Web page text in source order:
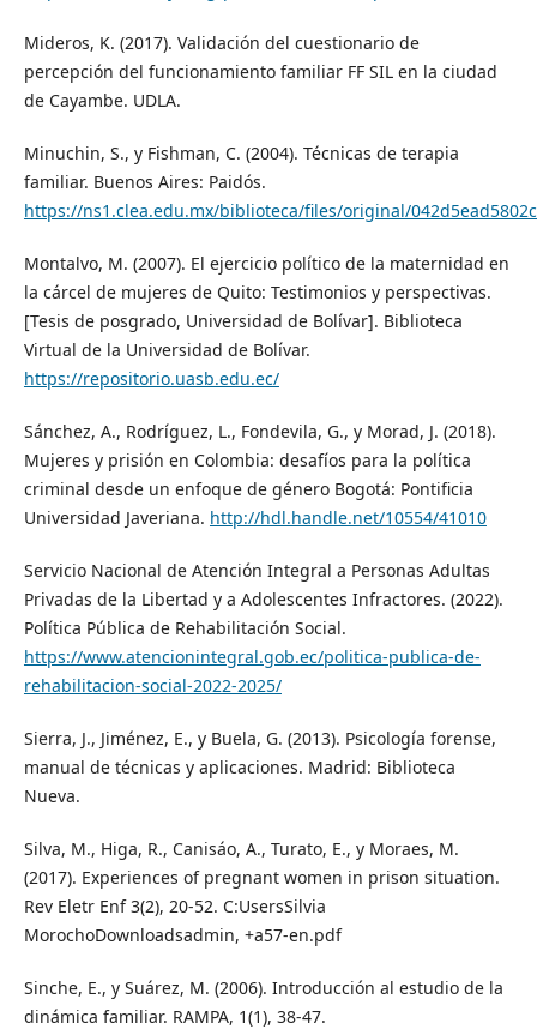
Mideros, K. (2017). Validación del cuestionario de
percepción del funcionamiento familiar FF SIL en la ciudad
de Cayambe. UDLA.
Minuchin, S., y Fishman, C. (2004). Técnicas de terapia
familiar. Buenos Aires: Paidós.
https://ns1.clea.edu.mx/biblioteca/files/original/
Montalvo, M. (2007). El ejercicio político de la maternidad en
la cárcel de mujeres de Quito: Testimonios y perspectivas.
[Tesis de posgrado, Universidad de Bolívar]. Biblioteca
Virtual de la Universidad de Bolívar.
https://repositorio.uasb.edu.ec/
Sánchez, A., Rodríguez, L., Fondevila, G., y Morad, J. (2018).
Mujeres y prisión en Colombia: desafíos para la política
criminal desde un enfoque de género Bogotá: Pontificia
Universidad Javeriana. http://hdl.handle.net/10554/41010
Servicio Nacional de Atención Integral a Personas Adultas
Privadas de la Libertad y a Adolescentes Infractores. (2022).
Política Pública de Rehabilitación Social.
https://www.atencionintegral.gob.ec/politica-publica-de-
rehabilitacion-social-2022-2025/
Sierra, J., Jiménez, E., y Buela, G. (2013). Psicología forense,
manual de técnicas y aplicaciones. Madrid: Biblioteca
Nueva.
Silva, M., Higa, R., Canisáo, A., Turato, E., y Moraes, M.
(2017). Experiences of pregnant women in prison situation.
Rev Eletr Enf 3(2), 20-52. C:UsersSilvia
MorochoDownloadsadmin, +a57-en.pdf
Sinche, E., y Suárez, M. (2006). Introducción al estudio de la
dinámica familiar. RAMPA, 1(1), 38-47.